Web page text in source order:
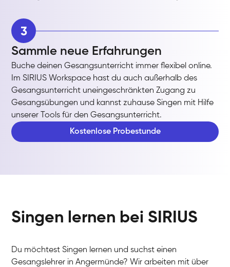
3
Sammle neue Erfahrungen
Buche deinen Gesangsunterricht immer flexibel online.
Im SIRIUS Workspace hast du auch außerhalb des
Gesangsunterricht uneingeschränkten Zugang zu
Gesangsübungen und kannst zuhause Singen mit Hilfe
unserer Tools für den Gesangsunterricht.
Kostenlose Probestunde
Singen lernen bei SIRIUS
Du möchtest Singen lernen und suchst einen
Gesangslehrer in Angermünde? Wir arbeiten mit über